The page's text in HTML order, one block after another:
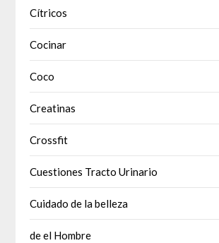
Cítricos
Cocinar
Coco
Creatinas
Crossfit
Cuestiones Tracto Urinario
Cuidado de la belleza
de el Hombre